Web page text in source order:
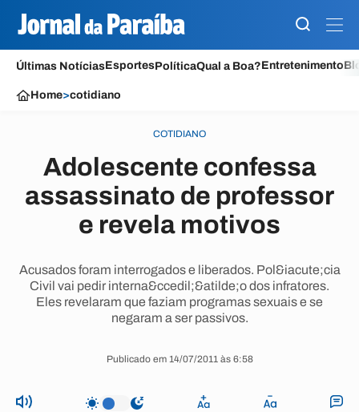
Últimas NotíciasEsportesPolíticaQual a Boa?Entretenimento
Home>cotidiano
COTIDIANO
Adolescente confessa
assassinato de professor
e revela motivos
Acusados foram interrogados e liberados. Pol&iacute;cia
Civil vai pedir interna&ccedil;&atilde;o dos infratores.
Eles revelaram que faziam programas sexuais e se
negaram a ser passivos.
Publicado em 14/07/2011 às 6:58